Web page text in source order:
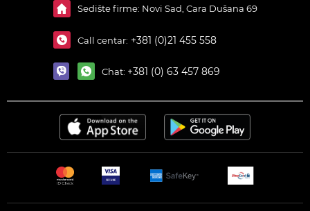
Sedište firme: Novi Sad, Cara Dušana 69
Call centar: +381 (0)21 455 558
Chat: +381 (0) 63 457 869